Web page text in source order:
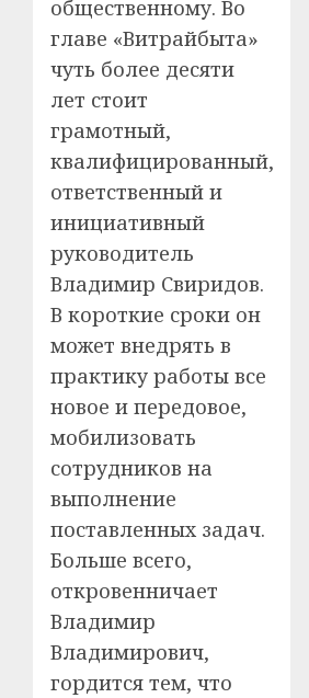
общественному. Во
главе «Витрайбыта»
чуть более десяти
лет стоит
грамотный,
квалифицированный,
ответственный и
инициативный
руководитель
Владимир Свиридов.
В короткие сроки он
может внедрять в
практику работы все
новое и передовое,
мобилизовать
сотрудников на
выполнение
поставленных задач.
Больше всего,
откровенничает
Владимир
Владимирович,
гордится тем, что